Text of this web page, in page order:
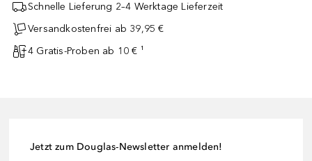
Schnelle Lieferung 2–4 Werktage Lieferzeit
Versandkostenfrei ab 39,95 €
4 Gratis-Proben ab 10 € ¹
Jetzt zum Douglas-Newsletter anmelden!